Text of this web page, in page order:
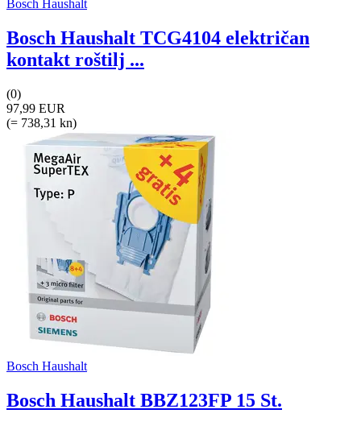
Bosch Haushalt
Bosch Haushalt TCG4104 električan
kontakt roštilj ...
(0)
97,99 EUR
(= 738,31 kn)
Bosch Haushalt
Bosch Haushalt BBZ123FP 15 St.